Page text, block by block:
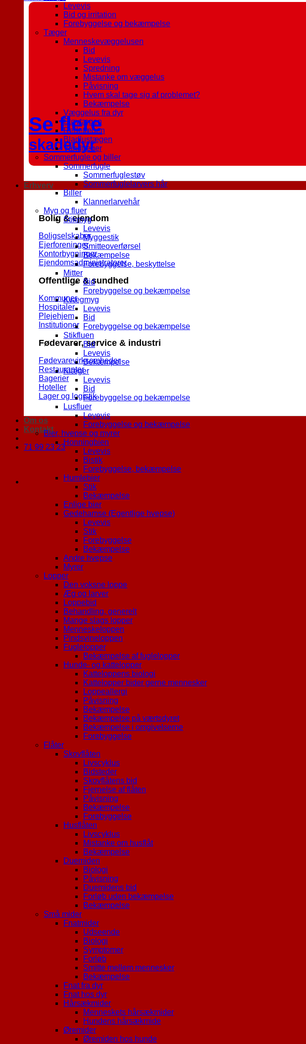
Se flere
skadedyr
Erhverv
Bolig & ejendom
Boligselskaber
Ejerforeninger
Kontorbygninger
Ejendomsadministratorer
Offentlige & sundhed
Kommuner
Hospitaler
Plejehjem
Institutioner
Fødevarer, service & industri
Fødevarevirksomheder
Restauranter
Bagerier
Hoteller
Lager og logistik
Om os
Kontakt
71 99 23 23
Levevis
Bid og irritation
Forebyggelse og bekæmpelse
Tæger
Menneskevæggelusen
Bid
Levevis
Spredning
Mistanke om væggelus
Påvisning
Hvem skal tage sig af problemet?
Bekæmpelse
Væggelus fra dyr
Støvtægen
Redetægen
Bladlustægen
Vandtæger
Sommerfugle og biller
Sommerfugle
Sommerfuglestøv
Sommerfuglelarvers hår
Biller
Klannerlarvehår
Myg og fluer
Stikmyg
Levevis
Myggestik
Smitteoverførsel
Bekæmpelse
Forebyggelse, beskyttelse
Mitter
Bid
Forebyggelse og bekæmpelse
Kvægmyg
Levevis
Bid
Forebyggelse og bekæmpelse
Stikfluen
Bid
Levevis
Bekæmpelse
Klæger
Levevis
Bid
Forebyggelse og bekæmpelse
Lusfluer
Levevis
Forebyggelse og bekæmpelse
Bier, hvepse og myrer
Honningbien
Levevis
Bistik
Forebyggelse, bekæmpelse
Humlebier
Stik
Bekæmpelse
Enlige bier
Gedehamse (Egentlige hvepse)
Levevis
Stik
Forebyggelse
Bekæmpelse
Andre hvepse
Myrer
Lopper
Den voksne loppe
Æg og larver
Loppebid
Behandling, generelt
Mange slags lopper
Menneskeloppen
Pindsvineloppen
Fuglelopper
Bekæmpelse af fuglelopper
Hunde- og kattelopper
Katteloppens biologi
Kattelopper bider gerne mennesker
Loppeallergi
Påvisning
Bekæmpelse
Bekæmpelse på værtsdyret
Bekæmpelse i omgivelserne
Forebyggelse
Flåter
Skovflåten
Livscyklus
Bidsteder
Skovflåtens bid
Fjernelse af flåten
Påvisning
Bekæmpelse
Forebyggelse
Husflåten
Livscyklus
Mistanke om husflåt
Bekæmpelse
Duemiden
Biologi
Påvisning
Duemidens bid
Forløb uden bekæmpelse
Bekæmpelse
Små mider
Fnatmider
Udseende
Biologi
Symptomer
Forløb
Smitte mellem mennesker
Bekæmpelse
Fnat fra dyr
Fnat hos dyr
Hårsækmider
Menneskets hårsækmider
Hundens hårsækmide
Øremider
Øremiden hos hunde